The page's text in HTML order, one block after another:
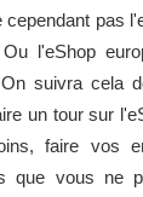
pas
l'eShop
suivra cela
un tour sur
faire vos
que vous ne